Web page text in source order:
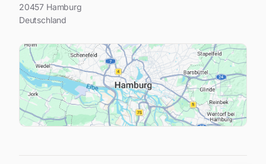
20457 Hamburg
Deutschland
Dein Name
Deine E-Mail-Adresse
Deine Frage...